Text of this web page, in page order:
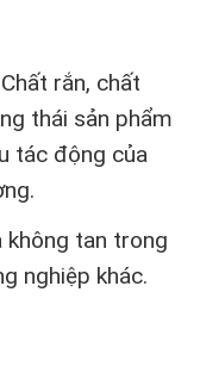
rắn, chất
thái sản phẩm
tác động của
không tan trong
nghiệp khác.